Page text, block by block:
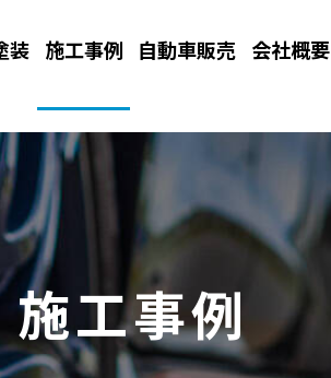
装 施工事例 自動車販売 会社概要
施工事例